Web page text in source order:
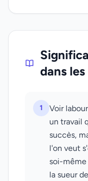
dans les
1
Voir
un travail
succès,
l'on veut
soi-même
la sueur